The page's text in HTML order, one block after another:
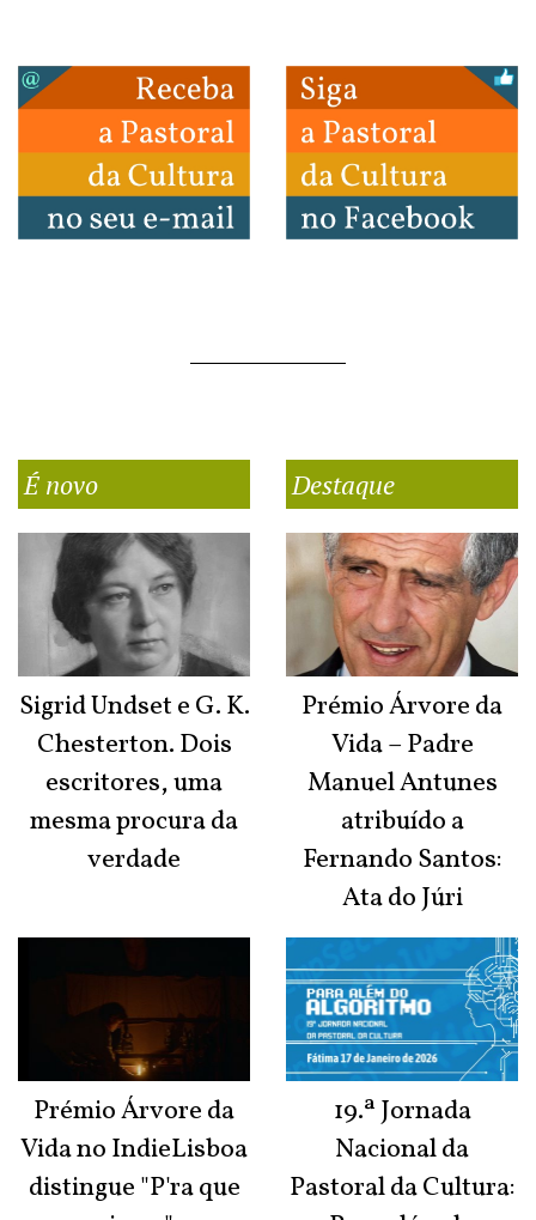
É novo
Sigrid Undset e G. K.
Chesterton. Dois
escritores, uma
mesma procura da
verdade
Prémio Árvore da
Vida no IndieLisboa
distingue "P'ra que
Destaque
Prémio Árvore da
Vida – Padre
Manuel Antunes
atribuído a
Fernando Santos:
Ata do Júri
19.ª Jornada
Nacional da
Pastoral da Cultura: